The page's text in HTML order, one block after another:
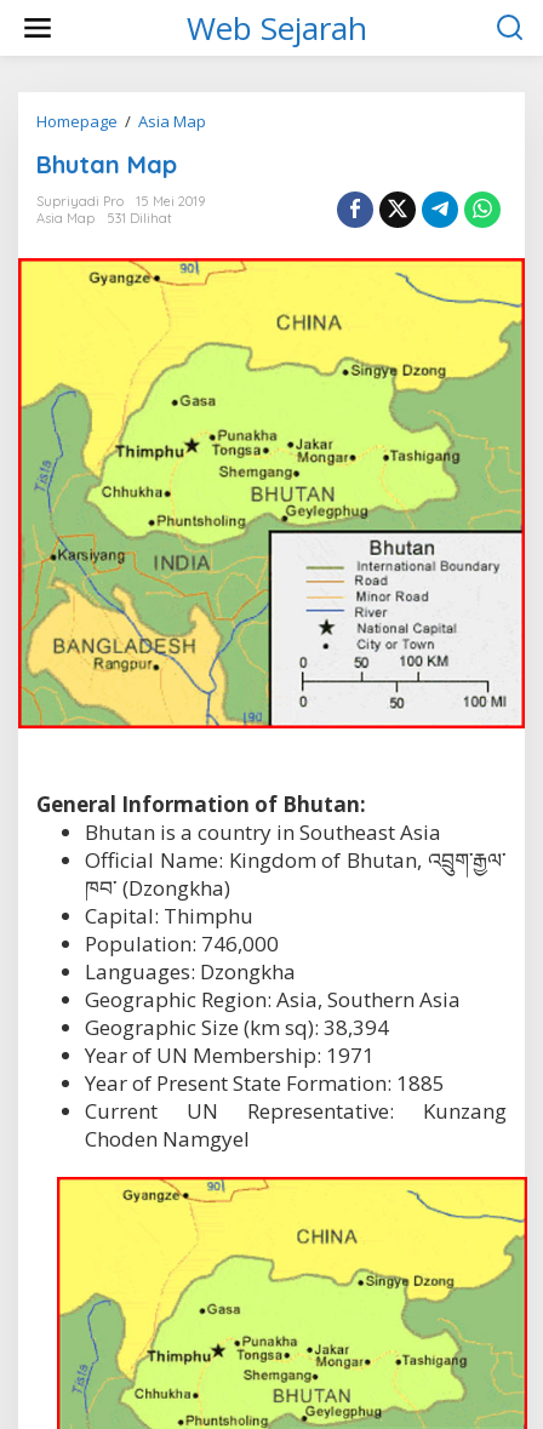
w
Web Sejarah
Homepage / Asia Map
a
Bhutan Map
Supriyadi Pro
15 Mei 2019
Asia Map
531 Dilihat
General Information of Bhutan:
Bhutan is a country in Southeast Asia
Official Name: Kingdom of Bhutan, འབྲུག་རྒྱལ་
ཁབ་ (Dzongkha)
Capital: Thimphu
Population: 746,000
Languages: Dzongkha
Geographic Region: Asia, Southern Asia
Geographic Size (km sq): 38,394
Year of UN Membership: 1971
Year of Present State Formation: 1885
Current UN Representative: Kunzang
Choden Namgyel